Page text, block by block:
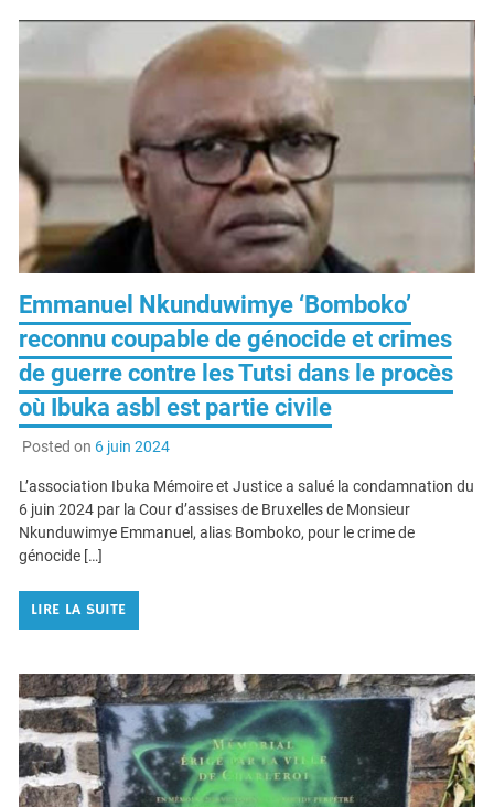
LIRE LA SUITE
Emmanuel Nkunduwimye ‘Bomboko’
reconnu coupable de génocide et crimes
de guerre contre les Tutsi dans le procès
Posted on 6 juin 2024
L’association Ibuka Mémoire et Justice a salué la condamnation du
Nkunduwimye Emmanuel, alias Bomboko, pour le crime de
génocide […]
LIRE LA SUITE